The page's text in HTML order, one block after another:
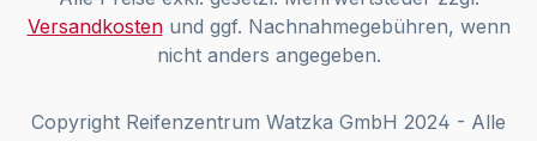
Versandkostenund ggf. Nachnahmegebühren, wenn
nicht anders angegeben.
Copyright Reifenzentrum Watzka GmbH 2024 - Alle